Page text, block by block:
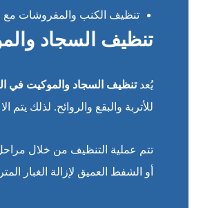
تنظيف الكنب والمفروشات مع
تنظيف السجاد
يُعدتنظيف السجاد والموكيت في
للأتربة والبقع والروائح. لذلك
تتم عملية التنظيف من خلال
أو الشفط العميق لإزالة الغبار